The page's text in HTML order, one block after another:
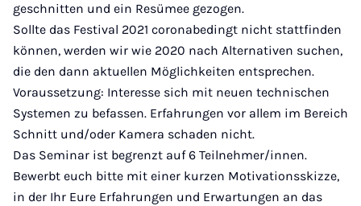
geschnitten und ein Resümee gezogen.
Sollte das Festival 2021 coronabedingt nicht stattfinden
können, werden wir wie 2020 nach Alternativen suchen,
die den dann aktuellen Möglichkeiten entsprechen.
Voraussetzung: Interesse sich mit neuen technischen
Systemen zu befassen. Erfahrungen vor allem im Bereich
Schnitt und/oder Kamera schaden nicht.
Das Seminar ist begrenzt auf 6 Teilnehmer/innen.
Bewerbt euch bitte mit einer kurzen Motivationsskizze,
in der Ihr Eure Erfahrungen und Erwartungen an das